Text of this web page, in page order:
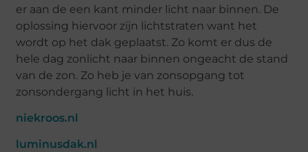
er aan de een kant minder licht naar binnen. De
oplossing hiervoor zijn lichtstraten want het
wordt op het dak geplaatst. Zo komt er dus de
hele dag zonlicht naar binnen ongeacht de stand
van de zon. Zo heb je van zonsopgang tot
zonsondergang licht in het huis.
niekroos.nl
luminusdak.nl